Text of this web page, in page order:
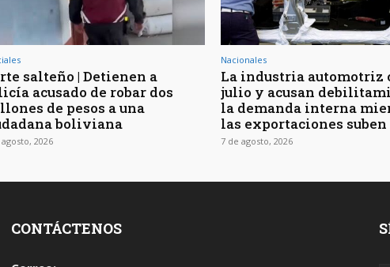
salteño | Detienen a
acusado de robar dos
de pesos a una
boliviana
2026
Nacionales
La industria automotriz
julio y acusan
la demanda interna
las exportaciones suben
7 de agosto, 2026
CONTÁCTENOS